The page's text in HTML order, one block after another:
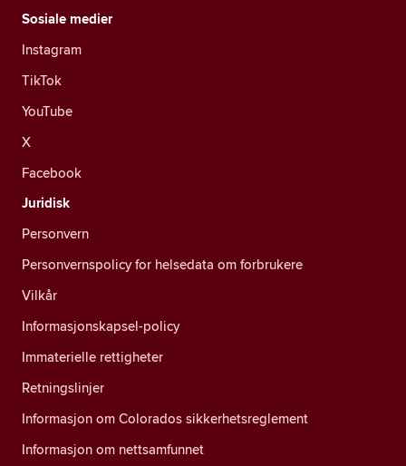
Sosiale medier
Instagram
TikTok
YouTube
X
Facebook
Juridisk
Personvern
Personvernspolicy for helsedata om forbrukere
Vilkår
Informasjonskapsel-policy
Immaterielle rettigheter
Retningslinjer
Informasjon om Colorados sikkerhetsreglement
Informasjon om nettsamfunnet